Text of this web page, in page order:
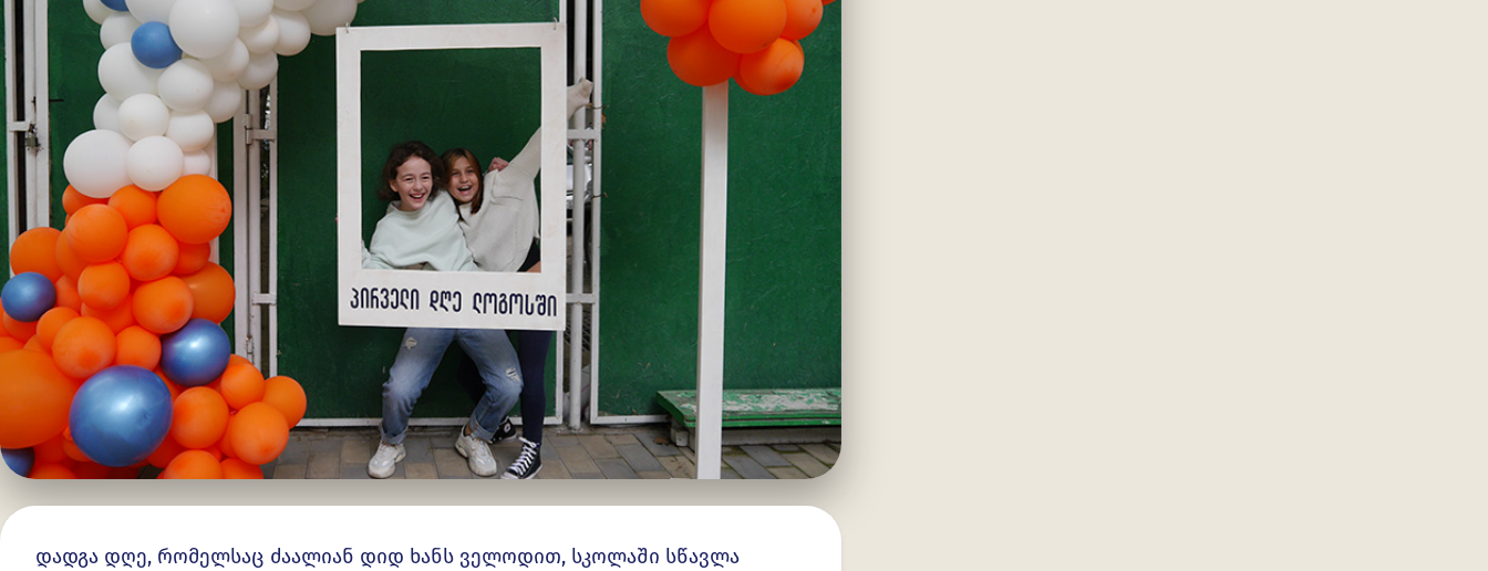
დადგა დღე, რომელსაც ძაალიან დიდ ხანს ველოდით, სკოლაში სწავლა